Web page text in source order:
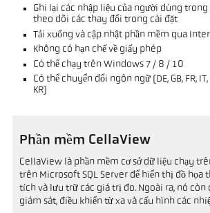
Ghi lại các nhập liệu của người dùng
theo dõi các thay đổi trong cài đặt
Tải xuống và cập nhật phần mềm qua
Không có hạn chế về giấy phép
Có thể chạy trên Windows 7 / 8 / 10
Có thể chuyển đổi ngôn ngữ (DE, GB, FR, IT,
KR)
Phần mềm CellaView
CellaView là phần mềm cơ sở dữ liệu chạy
trên Microsoft SQL Server để hiển thị đồ họa
tích và lưu trữ các giá trị đo. Ngoài ra, nó còn
giám sát, điều khiển từ xa và cấu hình các